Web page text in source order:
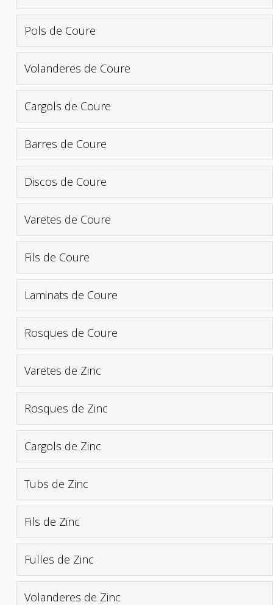
Pols de Coure
Volanderes de Coure
Cargols de Coure
Barres de Coure
Discos de Coure
Varetes de Coure
Fils de Coure
Laminats de Coure
Rosques de Coure
Varetes de Zinc
Rosques de Zinc
Cargols de Zinc
Tubs de Zinc
Fils de Zinc
Fulles de Zinc
Volanderes de Zinc